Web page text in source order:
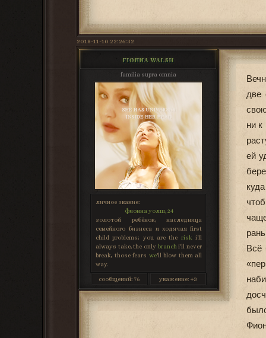
2018-11-10 22:26:32
FIONNA WALSH
familia supra omnia
личное звание:
фионна уолш, 24
золотой ребёнок, наследница
семейного бизнеса и ходячая first
child problems; you are the risk i'll
always take, the only branch i'll never
break, those fears we'll blow them all
way.
сообщений: 76 уважение: +3
две
ни к
ей
Всё